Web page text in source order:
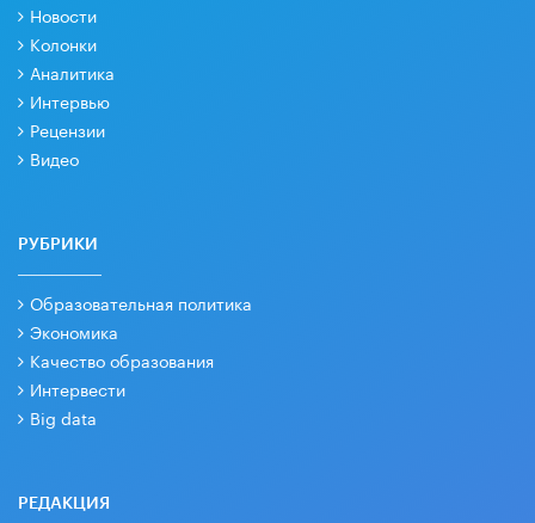
Новости
Колонки
Аналитика
Интервью
Рецензии
Видео
РУБРИКИ
Образовательная политика
Экономика
Качество образования
Интервести
Big data
РЕДАКЦИЯ